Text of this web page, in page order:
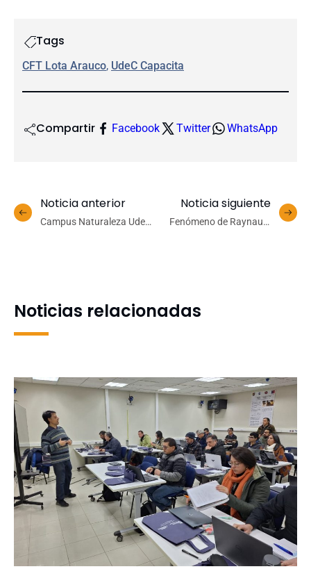
Tags
CFT Lota Arauco, UdeC Capacita
Compartir Facebook Twitter WhatsApp
Noticia anterior
Campus Naturaleza UdeC
Noticia siguiente
Fenómeno de Raynaud:
Noticias relacionadas